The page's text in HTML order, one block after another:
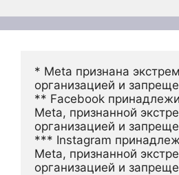
* Meta признана
организацией и
** Facebook
Meta, признанной
организацией и
*** Instagram
Meta, признанной
организацией и